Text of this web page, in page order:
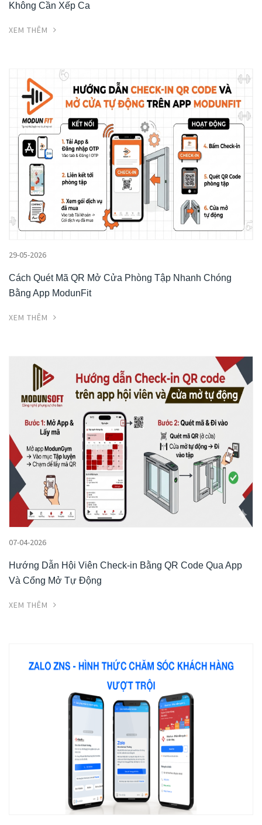
Không Cần Xếp Ca
XEM THÊM
29-05-2026
Cách Quét Mã QR Mở Cửa Phòng Tập Nhanh Chóng
Bằng App ModunFit
XEM THÊM
07-04-2026
Hướng Dẫn Hội Viên Check-in Bằng QR Code Qua App
Và Cổng Mở Tự Động
XEM THÊM